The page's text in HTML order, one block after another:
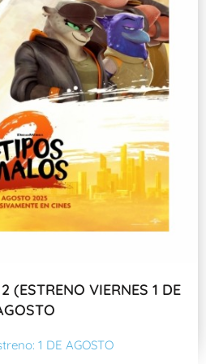
(ESTRENO VIERNES 1 DE
1 DE AGOSTO